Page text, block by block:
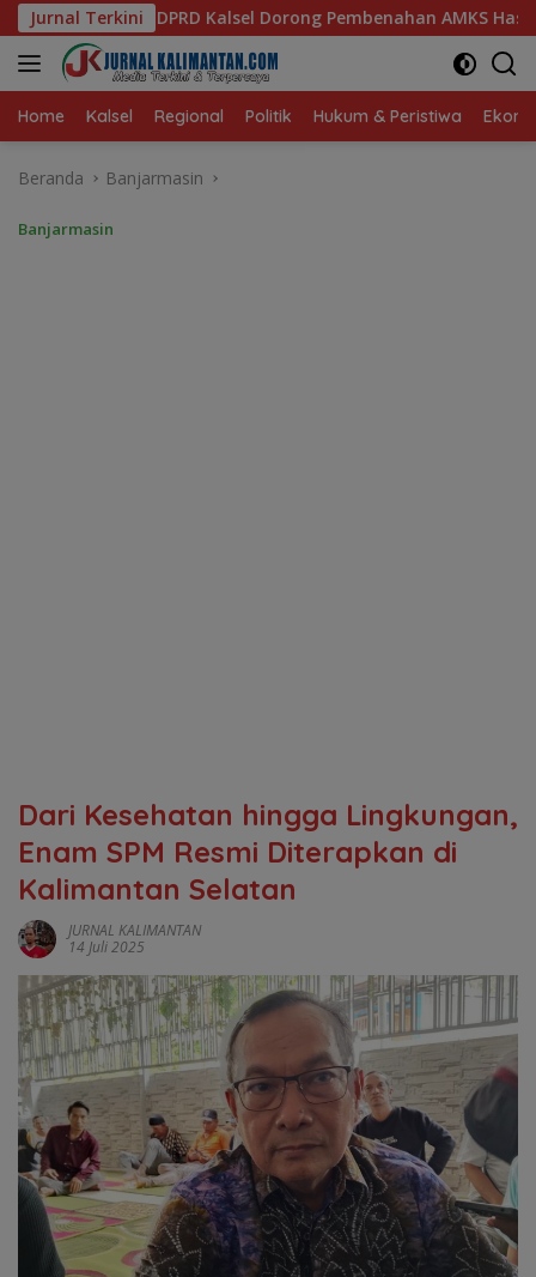
Langsung
ke
konten
Jurnal Terkini
Pembenahan AMKS Hasanuddin Ketua TP PKK
Home Kalsel Regional Politik Hukum & Peristiwa
Beranda Banjarmasin
Banjarmasin
Dari Kesehatan hingga Lingkungan,
Enam SPM Resmi Diterapkan di
Kalimantan Selatan
JURNAL KALIMANTAN
14 Juli 2025